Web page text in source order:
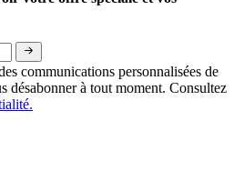
communications personnalisées de
désabonner à tout moment. Consultez